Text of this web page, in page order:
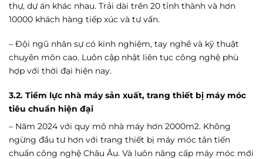
thự, dự án khác nhau. Trải dài trên 20 tỉnh thành và hơn
10000 khách hàng tiếp xúc và tư vấn.
– Đội ngũ nhân sự có kinh nghiệm, tay nghề và kỹ thuật
chuyên môn cao. Luôn cập nhật liên tục công nghệ phù
hợp với thời đại hiện nay.
3.2. Tiềm lực nhà máy sản xuất, trang thiết bị máy móc
tiêu chuẩn hiện đại
– Năm 2024 với quy mô nhà máy hơn 2000m2. Không
ngừng đầu tư hơn với trang thiết bị máy móc tân tiến
chuẩn công nghệ Châu Âu. Và luôn nâng cấp máy móc mới